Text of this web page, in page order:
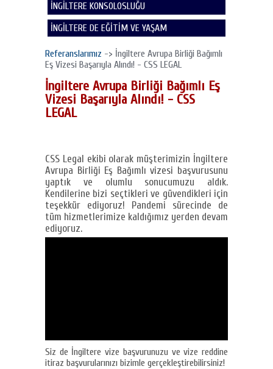
İNGİLTERE KONSOLOSLUĞU
İNGİLTERE DE EĞİTİM VE YAŞAM
Referanslarımız -> İngiltere Avrupa Birliği Bağımlı
Eş Vizesi Başarıyla Alındı! - CSS LEGAL
İngiltere Avrupa Birliği Bağımlı Eş
Vizesi Başarıyla Alındı! - CSS
LEGAL
CSS Legal ekibi olarak müşterimizin İngiltere
Avrupa Birliği Eş Bağımlı vizesi başvurusunu
yaptık ve olumlu sonucumuzu aldık.
Kendilerine bizi seçtikleri ve güvendikleri için
teşekkür ediyoruz! Pandemi sürecinde de
tüm hizmetlerimize kaldığımız yerden devam
ediyoruz.
Siz de İngiltere vize başvurunuzu ve vize reddine
itiraz başvurularınızı bizimle gerçekleştirebilirsiniz!